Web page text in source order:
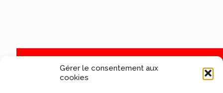
Gérer le consentement aux
cookies